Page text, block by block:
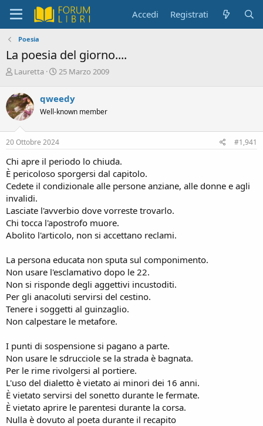
Accedi Registrati
Poesia
La poesia del giorno....
C
e
a
t
o
r
e
i
s
c
u
s
i
o
e
Lauretta
D
a
d
i
n
z
i
o
25 Marzo 2009
qweedy
Well-known member
20 Ottobre 2024 #1,941
Chi apre il periodo lo chiuda.
È pericoloso sporgersi dal capitolo.
Cedete il condizionale alle persone anziane, alle donne e agli
invalidi.
Lasciate l'avverbio dove vorreste trovarlo.
Chi tocca l'apostrofo muore.
Abolito l'articolo, non si accettano reclami.
La persona educata non sputa sul componimento.
Non usare l'esclamativo dopo le 22.
Non si risponde degli aggettivi incustoditi.
Per gli anacoluti servirsi del cestino.
Tenere i soggetti al guinzaglio.
Non calpestare le metafore.
I punti di sospensione si pagano a parte.
Non usare le sdrucciole se la strada è bagnata.
Per le rime rivolgersi al portiere.
L'uso del dialetto è vietato ai minori dei 16 anni.
È vietato servirsi del sonetto durante le fermate.
È vietato aprire le parentesi durante la corsa.
Nulla è dovuto al poeta durante il recapito